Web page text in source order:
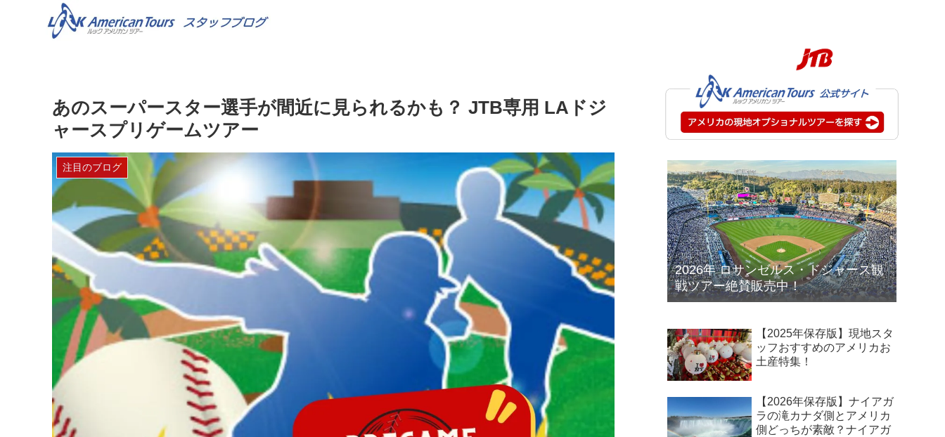
あのスーパースター選手が間近に見られるかも？ JTB専用 LAドジ
ャースプリゲームツアー
注目のブログ
2026年 ロサンゼルス・ドジャース観
戦ツアー絶賛販売中！
【2025年保存版】現地スタ
ッフおすすめのアメリカお
土産特集！
【2026年保存版】ナイアガ
ラの滝カナダ側とアメリカ
側どっちが素敵？ナイアガ